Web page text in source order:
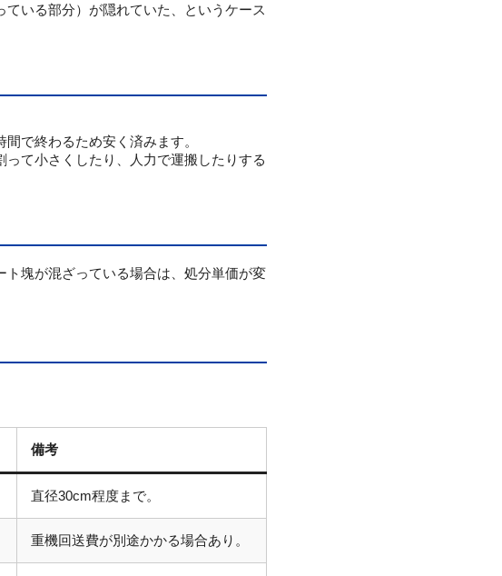
いる部分）が隠れていた、というケース
で終わるため安く済みます。
て小さくしたり、人力で運搬したりする
塊が混ざっている場合は、処分単価が変
備考
直径30cm程度まで。
重機回送費が別途かかる場合あり。